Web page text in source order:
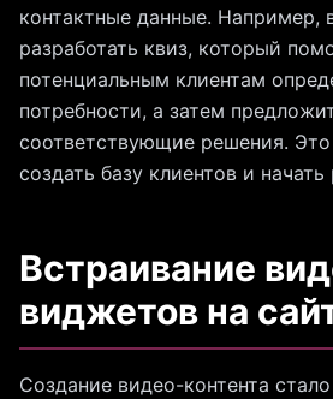
контактные данные. Например,
разработать квиз, который
потенциальным клиентам
потребности, а затем
соответствующие решения.
создать базу клиентов и начать
Встраивание
виджетов на
Создание видео-контента